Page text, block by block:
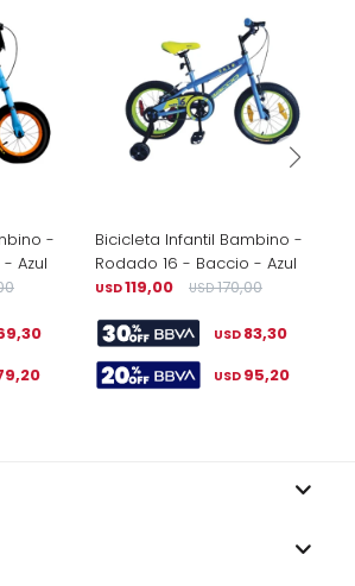
-
Azul
Bicicleta Infantil Bambino -
Rodado 16 - Baccio - Azul
USD119,00 USD 170,00
USD 83,30
USD 95,20